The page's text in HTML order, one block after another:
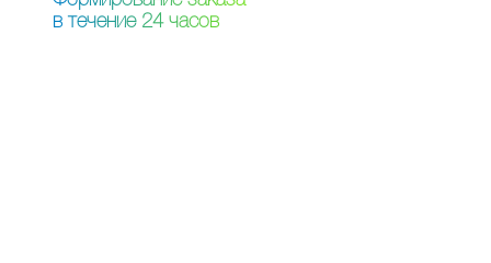
в течение 24 часов